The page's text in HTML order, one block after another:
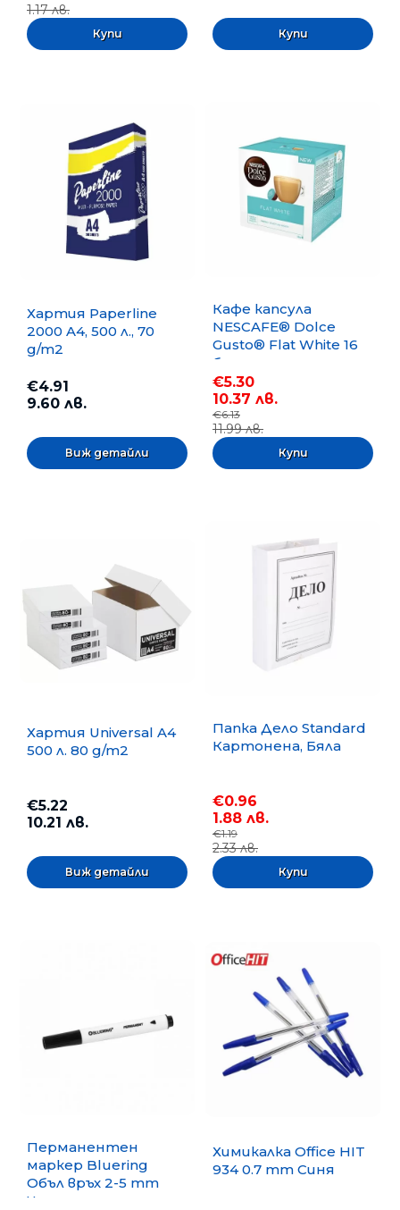
1.17 лв.
Хартия Paperline
2000 A4, 500 л., 70
g/m2
€4.91
9.60 лв.
Виж детайли
Кафе капсула
NESCAFE® Dolce
Gusto® Flat White 16
бр.
€5.30
10.37 лв.
€6.13
11.99 лв.
Хартия Universal A4
500 л. 80 g/m2
€5.22
10.21 лв.
Виж детайли
Папка Дело Standard
Картонена, Бяла
€0.96
1.88 лв.
€1.19
2.33 лв.
Перманентен
маркер Bluering
Объл връх 2-5 mm
Черен
Химикалка Office HIT
934 0.7 mm Синя